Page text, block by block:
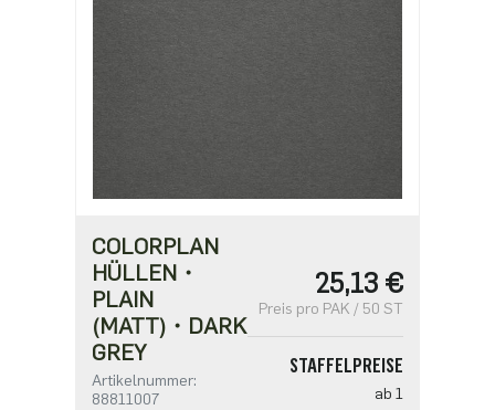
COLORPLAN
HÜLLEN・
PLAIN
(MATT)・DARK
GREY
Artikelnummer:
88811007
25,13 €
Preis pro PAK / 50 ST
STAFFELPREISE
ab 1